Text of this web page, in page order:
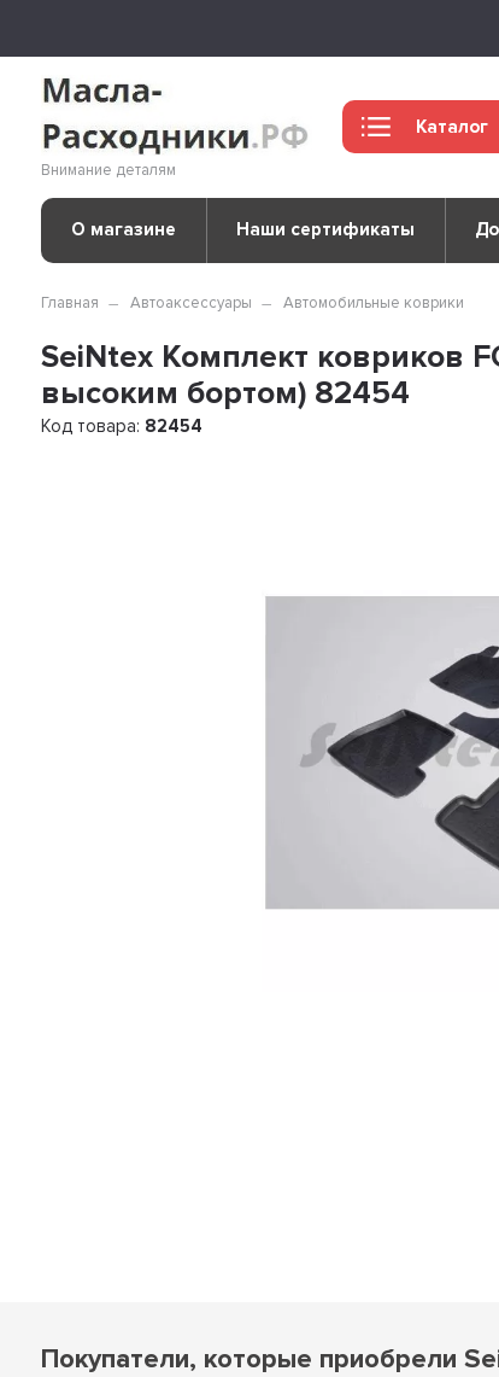
Внимание деталям
Каталог
О магазине Наши сертификаты
Главная Автоаксессуары Автомобильные коврики
SeiNtex Комплект ковриков
высоким бортом) 82454
Код товара: 82454
Покупатели, которые приобрели